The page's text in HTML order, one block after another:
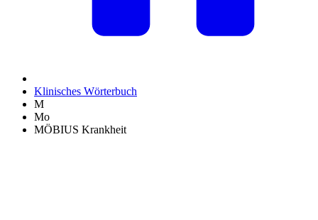
Klinisches Wörterbuch
M
Mo
MÖBIUS Krankheit